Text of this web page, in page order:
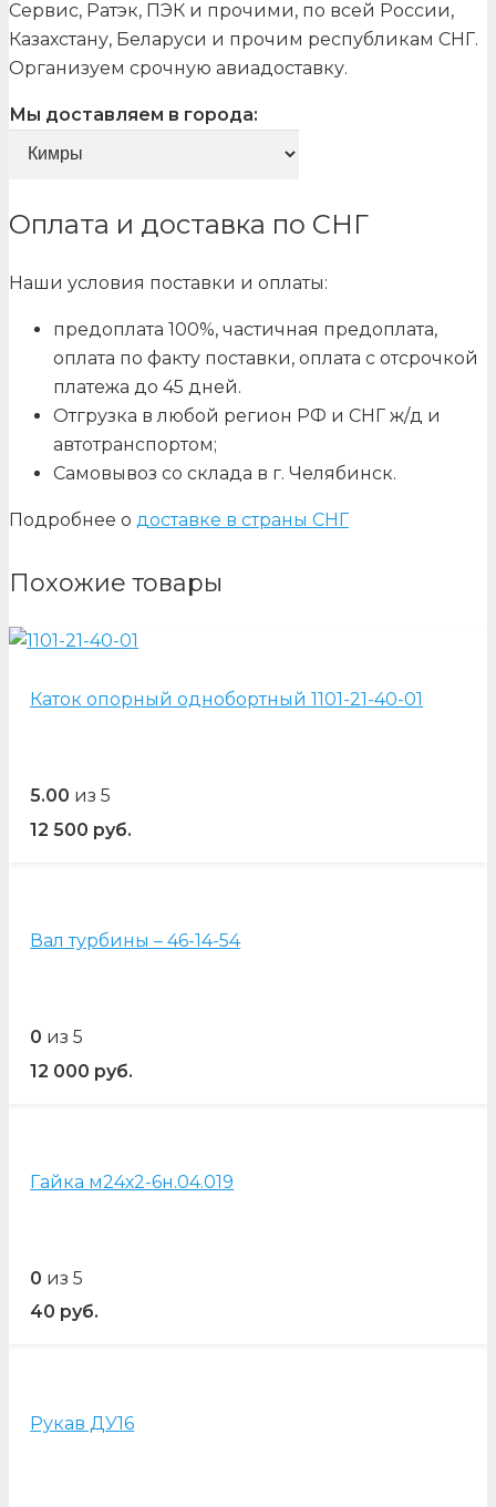
Сервис, Ратэк, ПЭК и прочими, по всей России,
Казахстану, Беларуси и прочим республикам СНГ.
Организуем срочную авиадоставку.
Мы доставляем в города:
Оплата и доставка по СНГ
Наши условия поставки и оплаты:
предоплата 100%, частичная предоплата,
оплата по факту поставки, оплата с отсрочкой
платежа до 45 дней.
Отгрузка в любой регион РФ и СНГ ж/д и
автотранспортом;
Самовывоз со склада в г. Челябинск.
Подробнее о доставке в страны СНГ
Похожие товары
Каток опорный однобортный 1101-21-40-01
5.00 из 5
12 500 руб.
Вал турбины – 46-14-54
0 из 5
12 000 руб.
Гайка м24х2-6н.04.019
0 из 5
40 руб.
Рукав ДУ16